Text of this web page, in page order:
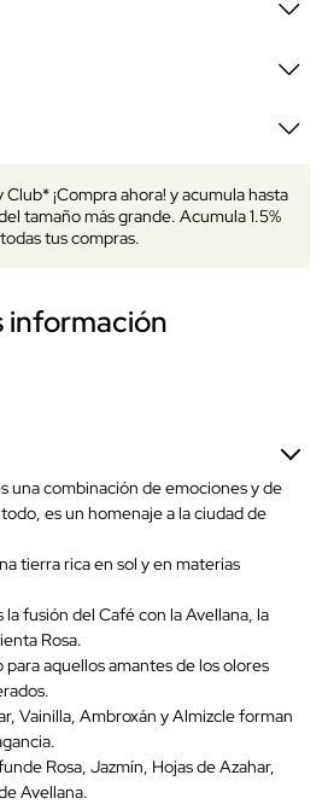
¡Compra ahora! y acumula hasta
tamaño más grande. Acumula 1.5%
tus compras.
información
una combinación de emociones y de
es un homenaje a la ciudad de
tierra rica en sol y en materias
la fusión del Café con la Avellana, la
Rosa.
aquellos amantes de los olores
Vainilla, Ambroxán y Almizcle forman
Rosa, Jazmín, Hojas de Azahar,
Avellana.